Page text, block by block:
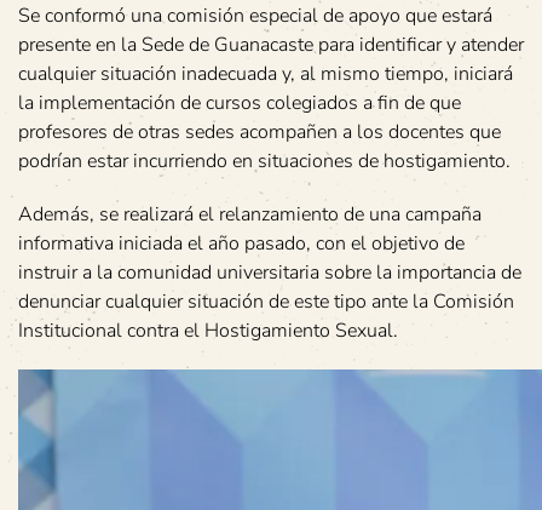
Se conformó una comisión especial de apoyo que estará
presente en la Sede de Guanacaste para identificar y atender
cualquier situación inadecuada y, al mismo tiempo, iniciará
la implementación de cursos colegiados a fin de que
profesores de otras sedes acompañen a los docentes que
podrían estar incurriendo en situaciones de hostigamiento.
Además, se realizará el relanzamiento de una campaña
informativa iniciada el año pasado, con el objetivo de
instruir a la comunidad universitaria sobre la importancia de
denunciar cualquier situación de este tipo ante la Comisión
Institucional contra el Hostigamiento Sexual.